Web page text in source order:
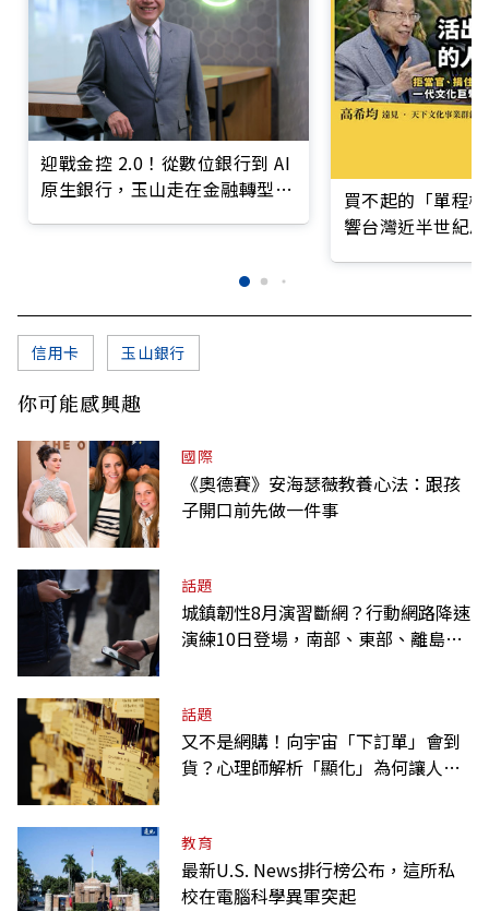
迎戰金控 2.0！從數位銀行到 AI
原生銀行，玉山走在金融轉型最
買不起的「單程
響台灣近半世紀
信用卡 玉山銀行
你可能感興趣
國際
《奧德賽》安海瑟薇教養心法：跟孩
子開口前先做一件事
話題
城鎮韌性8月演習斷網？行動網路降速
演練10日登場，南部、東部、離島為
話題
又不是網購！向宇宙「下訂單」會到
貨？心理師解析「顯化」為何讓人無
教育
最新U.S. News排行榜公布，這所私
校在電腦科學異軍突起